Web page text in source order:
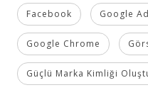
Facebook Google
Google Chrome
Güçlü Marka Kimliği